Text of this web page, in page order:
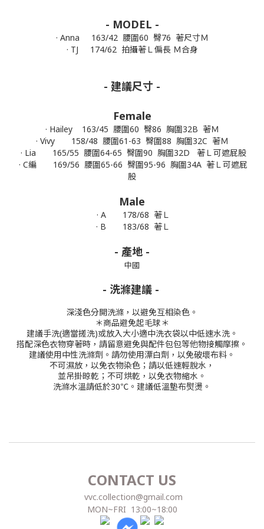
- MODEL -
· Anna 163/42 腰圍60 臀76 著尺寸Ｍ
· TJ 174/62拍攝著Ｌ偏長 Ｍ合身
- 建議尺寸 -
Female
· Hailey 163/45 腰圍60 臀86 胸圍32B 著Ｍ
· Vivy 158/48 腰圍61-63 臀圍88 胸圍32C 著Ｍ
· Lia 165/55 腰圍64-65 臀圍90 胸圍32D 著Ｌ可遮屁股
· C編 169/56 腰圍65-66 臀圍95-96 胸圍34A 著Ｌ可遮屁
股
Male
· A 178/68 著Ｌ
· B 183/68 著Ｌ
- 產地 -
中國
- 洗滌建議 -
深淺色分開洗滌，以避免互相染色。
＊商品避免起毛球＊
建議手洗(適當搓洗)或放入大小適中洗衣袋以中低速水洗。
搭配深色衣物穿著時，請留意避免與配件包包等他物接觸摩擦。
建議使用中性洗滌劑。 請勿使用漂白劑，以免破壞布料。
不可濕放，以免衣物染色；請以低速輕脫水，
並吊掛晾乾；不可烘乾，以免衣物縮水。
洗滌水溫請低於30℃。 建議低溫墊布熨燙。
CONTACT US
vvc.collection@gmail.com
MON~FRI 13:00~18:00